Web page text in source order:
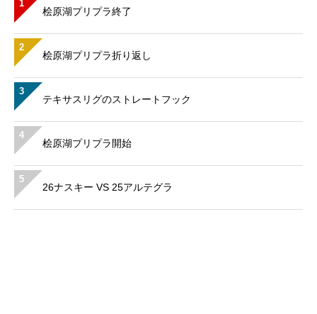
1
桧原湖プリプラ終了
2
桧原湖プリプラ折り返し
3
テキサスリグのストレートフック
4
桧原湖プリプラ開始
5
26ナスキー VS 25アルテグラ